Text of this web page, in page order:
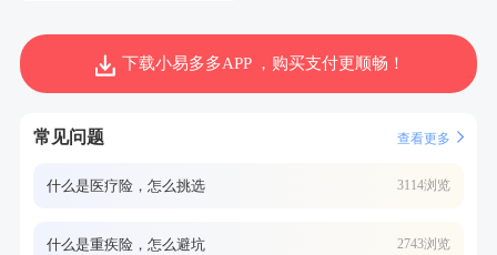
下载小易多多APP ，购买支付更顺畅！
常见问题 查看更多
什么是医疗险，怎么挑选 3114浏览
什么是重疾险，怎么避坑 2743浏览